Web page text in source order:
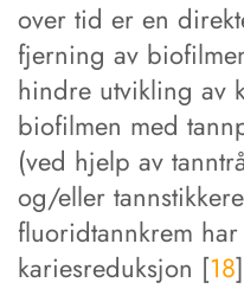
over tid er en
fjerning av
hindre utvikling av
biofilmen med
(ved hjelp av
og/eller
fluoridtannkrem
kariesreduksjon [18